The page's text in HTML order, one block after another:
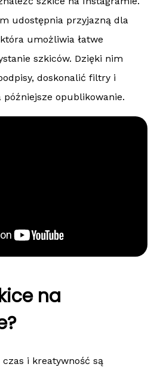
udostępnia przyjazną dla
umożliwia łatwe
szkiców. Dzięki nim
doskonalić filtry i
późniejsze opublikowanie.
na
i kreatywność są